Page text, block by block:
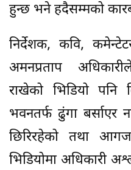
हुन्छ भने हदैसम्मको
निर्देशक, कवि,
अमनप्रताप
राखेको भिडियो पनि
भवनतर्फ ढुंगा बर्साएर
छिरिरहेको तथा
भिडियोमा अधिकारी